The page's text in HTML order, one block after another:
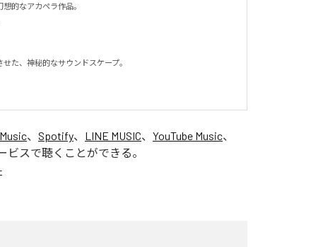
的なアカペラ作品。
た、神秘的なサウンドスケープ。
、 Spotify、 LINE MUSIC、 YouTube Music、
ビスで聴くことができる。